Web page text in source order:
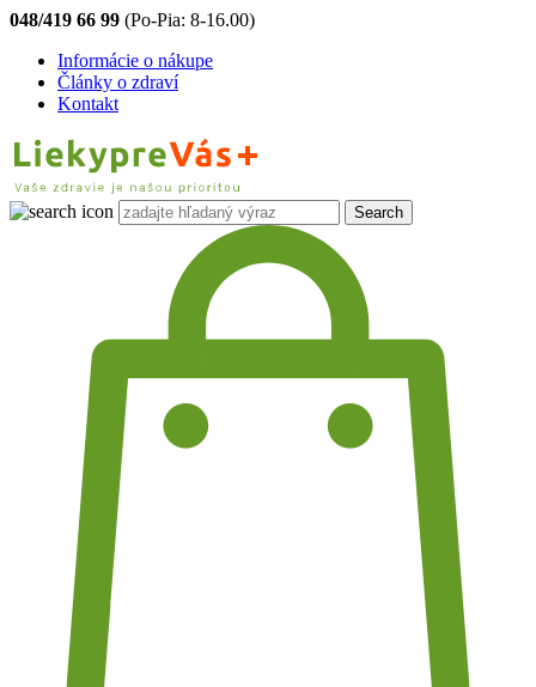
048/419 66 99 (Po-Pia: 8-16.00)
Informácie o nákupe
Články o zdraví
Kontakt